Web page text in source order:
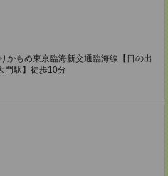
かもめ東京臨海新交通臨海線【日の出
門駅】徒歩10分